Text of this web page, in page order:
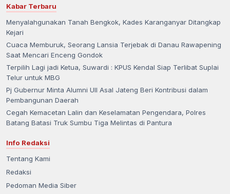
Kabar Terbaru
Menyalahgunakan Tanah Bengkok, Kades Karanganyar Ditangkap
Kejari
Cuaca Memburuk, Seorang Lansia Terjebak di Danau Rawapening
Saat Mencari Enceng Gondok
Terpilih Lagi jadi Ketua, Suwardi : KPUS Kendal Siap Terlibat Suplai
Telur untuk MBG
Pj Gubernur Minta Alumni UII Asal Jateng Beri Kontribusi dalam
Pembangunan Daerah
Cegah Kemacetan Lalin dan Keselamatan Pengendara, Polres
Batang Batasi Truk Sumbu Tiga Melintas di Pantura
Info Redaksi
Tentang Kami
Redaksi
Pedoman Media Siber